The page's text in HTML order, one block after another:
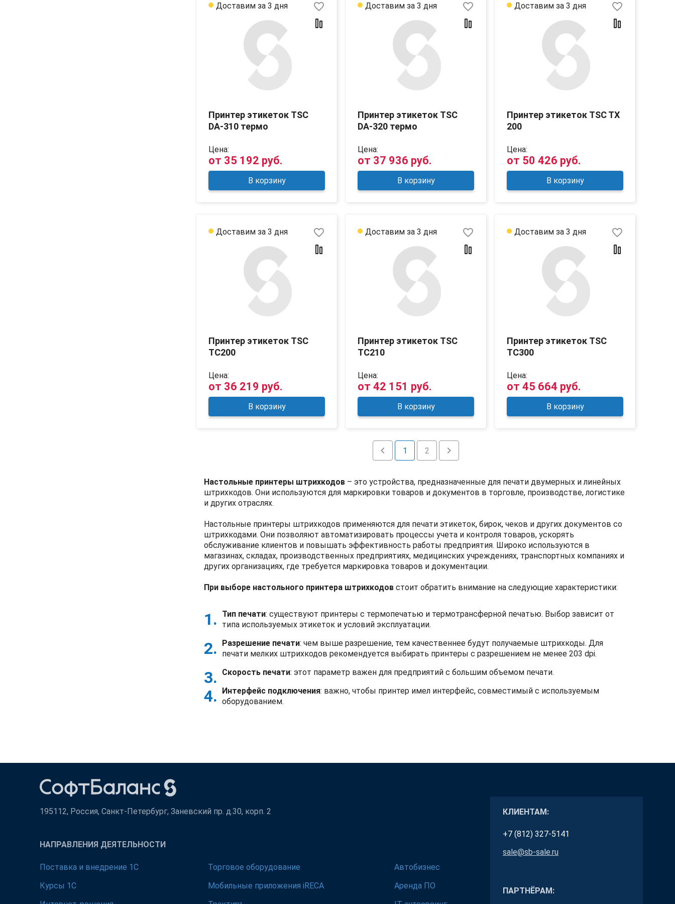
Принтер этикеток TSC
DA-310 термо
favorite_border
Цена:
от 35 192 руб.
Доставим за 3 дня
В корзину
Принтер этикеток TSC
DA-320 термо
favorite_border
Цена:
от 37 936 руб.
Доставим за 3 дня
В корзину
Принтер этикеток TSC TX
200
favorite_border
Цена:
от 50 426 руб.
Доставим за 3 дня
В корзину
Принтер этикеток TSC
TC200
favorite_border
Цена:
от 36 219 руб.
Доставим за 3 дня
В корзину
Принтер этикеток TSC
TC210
favorite_border
Цена:
от 42 151 руб.
Доставим за 3 дня
В корзину
Принтер этикеток TSC
TC300
favorite_border
Цена:
от 45 664 руб.
Доставим за 3 дня
В корзину
chevron_left 1 2 chevron_right
Настольные принтеры штрихкодов – это устройства, предназначенные для печати двумерных и линейных
штрихкодов. Они используются для маркировки товаров и документов в торговле, производстве, логистике
и других отраслях.
Настольные принтеры штрихкодов применяются для печати этикеток, бирок, чеков и других документов со
штрихкодами. Они позволяют автоматизировать процессы учета и контроля товаров, ускорять
обслуживание клиентов и повышать эффективность работы предприятия. Широко используются в
магазинах, складах, производственных предприятиях, медицинских учреждениях, транспортных компаниях и
других организациях, где требуется маркировка товаров и документации.
При выборе настольного принтера штрихкодов стоит обратить внимание на следующие характеристики:
Тип печати: существуют принтеры с термопечатью и термотрансферной печатью. Выбор зависит от
типа используемых этикеток и условий эксплуатации.
Разрешение печати: чем выше разрешение, тем качественнее будут получаемые штрихкоды. Для
печати мелких штрихкодов рекомендуется выбирать принтеры с разрешением не менее 203 dpi.
Скорость печати: этот параметр важен для предприятий с большим объемом печати.
Интерфейс подключения: важно, чтобы принтер имел интерфейс, совместимый с используемым
оборудованием.
195112, Россия, Санкт-Петербург, Заневский пр. д.30, корп. 2
НАПРАВЛЕНИЯ ДЕЯТЕЛЬНОСТИ
Поставка и внедрение 1С Торговое оборудование
Автобизнес
Курсы 1С
Мобильные приложения iRECA
Аренда ПО
КЛИЕНТАМ:
+7 (812) 327-5141
sale@sb-sale.ru
ПАРТНЁРАМ: